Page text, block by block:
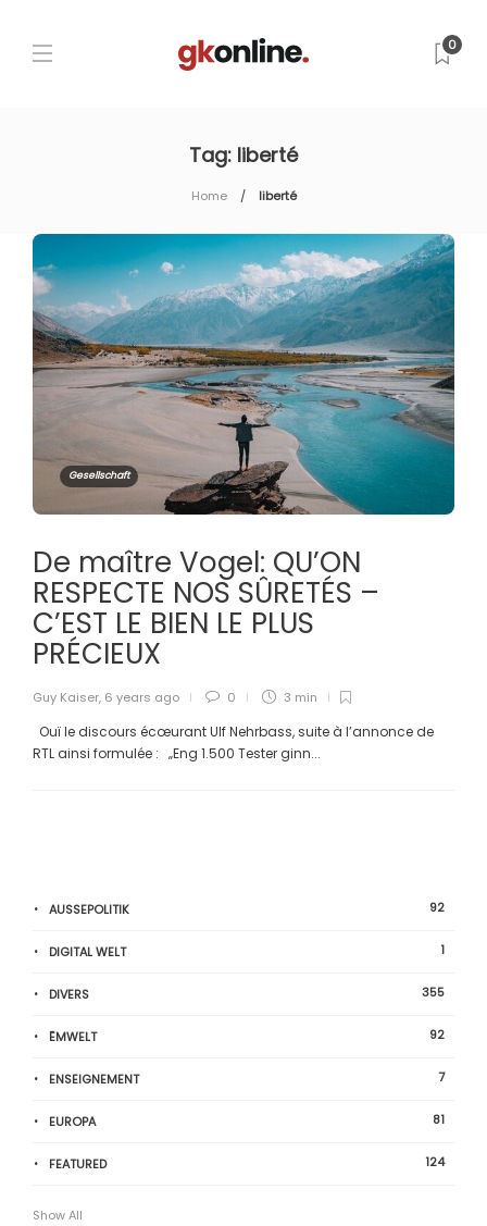
0
Tag: liberté
Home liberté
Gesellschaft
De maître Vogel: QU’ON
RESPECTE NOS SÛRETÉS –
C’EST LE BIEN LE PLUS
PRÉCIEUX
Guy Kaiser, 6 years ago 0 3 min
Ouï le discours écœurant Ulf Nehrbass, suite à l’annonce de
RTL ainsi formulée : „Eng 1.500 Tester ginn...
AUSSEPOLITIK 92
DIGITAL WELT 1
DIVERS 355
ËMWELT 92
ENSEIGNEMENT 7
EUROPA 81
FEATURED 124
Show All